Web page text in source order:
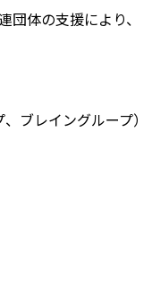
体の支援により、
ブレイングループ）